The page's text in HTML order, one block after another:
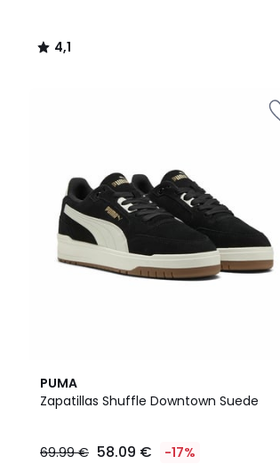
4,1
/
PUMA
Zapatillas Shuffle Downtown Suede
69.99 € 58.09 € -17%
5
/